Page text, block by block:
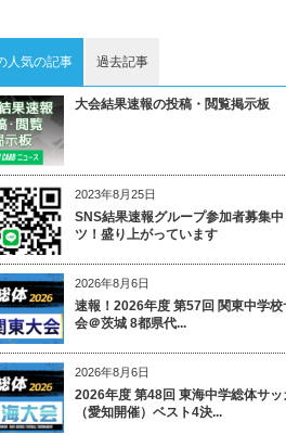
人気の記事 過去記事
大会結果速報の投稿・閲覧掲示板
2023年8月25日
SNS結果速報グループ参加者募集
ツ！盛り上がっています
2026年8月6日
速報！2026年度 第57回 関東中学校
会＠茨城 8都県代...
2026年8月6日
2026年度 第48回 東海中学総体サッ
（愛知開催）ベスト4決...